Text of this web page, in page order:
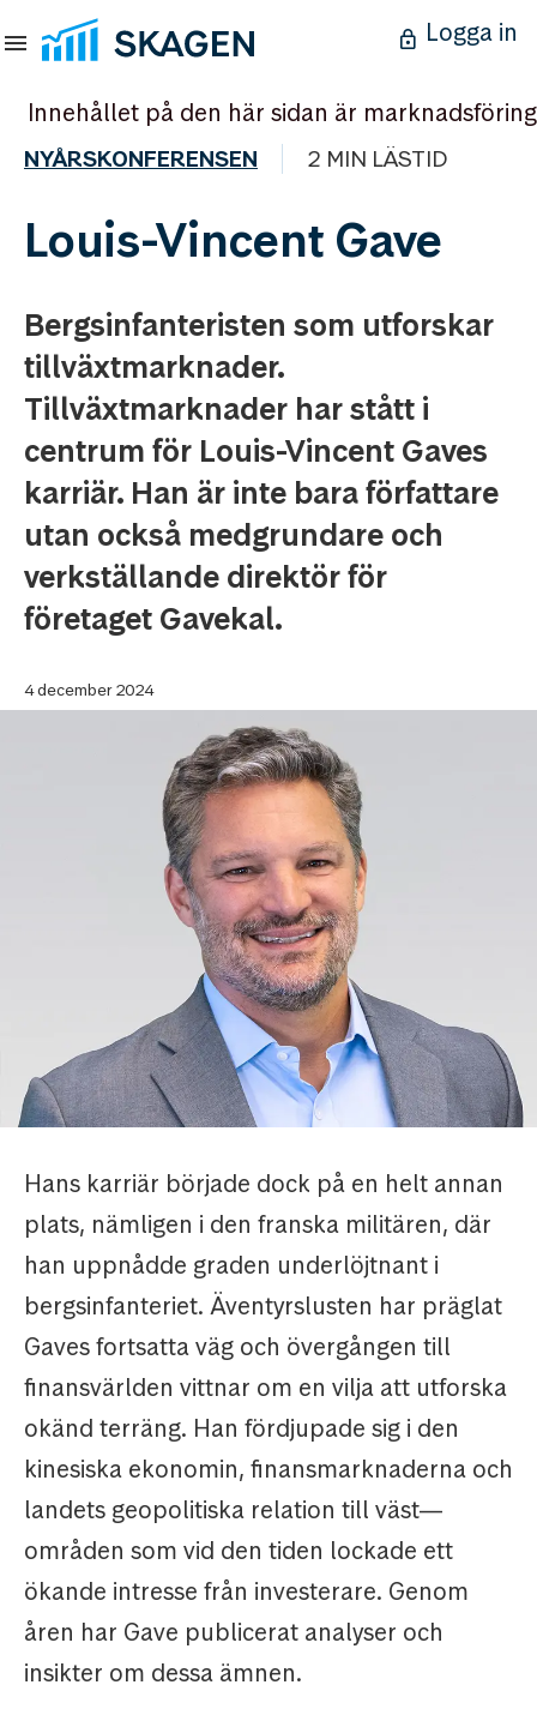
Logga in
Innehållet på den här sidan är marknadsföring
NYÅRSKONFERENSEN 2 MIN LÄSTID
Louis-Vincent Gave
Bergsinfanteristen som utforskar
tillväxtmarknader.
Tillväxtmarknader har stått i
centrum för Louis-Vincent Gaves
karriär. Han är inte bara författare
utan också medgrundare och
verkställande direktör för
företaget Gavekal.
4 december 2024
Hans karriär började dock på en helt annan
plats, nämligen i den franska militären, där
han uppnådde graden underlöjtnant i
bergsinfanteriet. Äventyrslusten har präglat
Gaves fortsatta väg och övergången till
finansvärlden vittnar om en vilja att utforska
okänd terräng. Han fördjupade sig i den
kinesiska ekonomin, finansmarknaderna och
landets geopolitiska relation till väst—
områden som vid den tiden lockade ett
ökande intresse från investerare. Genom
åren har Gave publicerat analyser och
insikter om dessa ämnen.